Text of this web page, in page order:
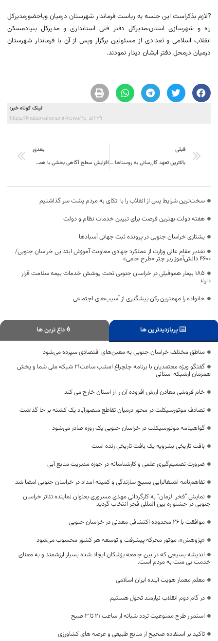
?لازم بذکراست این جلسه به ریاست فرماندار شهرستان درمیان وباحضورمدیرکل
راه و شهرسازی استان،مدیرکل دفتر فنی استانداری و مدیرکل بنیادمسکن
انقلاب اسلامی و تعدادی از مسئولین برگزار وپس از آن با فرماندار شهرستان
درمیان درمحل دفتر ایشان دیدار نمودند.
لینک کوتاه خبر:
https://khabarvahonar.ir/news/?p=51639
قبلی
بالاترین تعهد گازرسانی به روستا‌ها در کشور از آن خراسان جنوبی
بعدی
افزایش سطح آگاهی بخشی با همکاری گسترده بدنه رسانه ایبا هدف جلوگیری از عادی انگاری شرایط کرونا
سخت‌ترین شرایط پس از انقلاب را با اتکای به مردم پشت سر گذاشتیم
هفته دولت بهترین فرصت برای تبیین خدمات نظام و دولت
یشتازی خراسان جنوبی در پرونده ثبت جهانی آسبادها
تقدیر مقام عالی وزارت از عملکرد جهادی معاونت آموزش ابتدایی خراسان جنوبی/
۴۶۰۰ دانش‌آموز زیر چتر «طرح حامی»
۱۸۵ بیمار هموفیلی در خراسان جنوبی تحت پوشش خدمات بیمه سلامت قرار
دارند
خانواده را مهمترین رکن پیشگیری از آسیب‌های اجتماعی
پربازدیدترین ها داغ ترین ها
مناطق مختلف خراسان جنوبی به معین‌های اقتصادی سپرده می‌شود
گفتگو ویژه معتمدیان با برنامه چلچراغ امشب ساعت21 شبکه ملی شما و پخش
همزمان ازشبکه استانی
خام فروشی معادن ارزش افزوده آن را از استان خارج می کند
تصادف موتورسیکلت در محور درمیان تقاطع منصورآباد یک کشته بر جا گذاشت
گواهینامه موتورسیکلت در خراسان جنوبی یک روزه صادر می‌شود
بافت تاریخی بشرویه یک بافت تاریخی زنده است
ضرورت تصمیم‌گیری علمی و کارشناسانه در حوزه مدیریت منابع آبی
تفاهم‌نامه اشتغالزایی بسیج سازندگی و کمیته امداد در خراسان جنوبی امضا شد
نمایش “فخر الزمان” به کارگردانی مهدی مسروری بعنوان نماینده تئاتر خراسان
جنوبی در جشنواره بین المللی فجر انتخاب گردید
موافقت با ۲۶ محدوده اکتشافی معدنی در خراسان جنوبی
«پژوهش»، موتور محرکه پیشرفت و توسعه هر کشور محسوب می‌شود
اندیشه بسیجی که در بین جامعه پزشکان ایجاد شده بسیار ارزشمند و به معنای
خدمت بی منت به مردم است.
معلم معمار هویت آینده ایران اسلامی
در گام دوم انقلاب نیازمند تحول هستیم
استمرار طرح ممنوعیت تردد شبانه از ساعت ۲۱ تا ۳ صبح
تاکید بر استفاده صحیح از منابع طبیعی و عرصه های کشاورزی